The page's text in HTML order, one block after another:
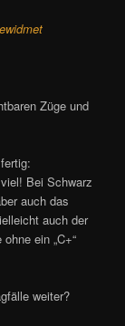
Züge und
Bei Schwarz
auch das
auch der
ein „C+“
weiter?